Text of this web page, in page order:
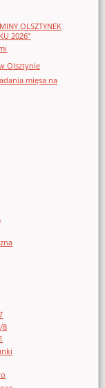
OLSZTYNEK
2026”
Olsztynie
mięsa na
8